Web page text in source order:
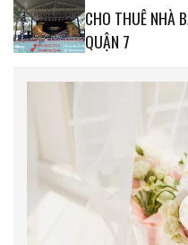
CHO THUÊ NHÀ
QUẬN 7